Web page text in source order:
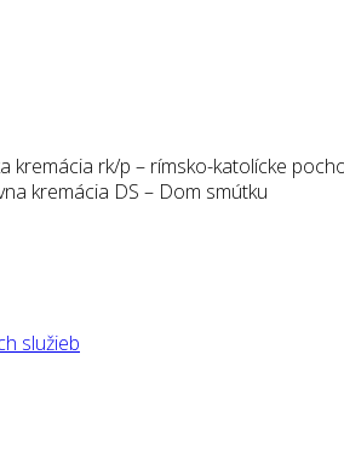
rk/p – rímsko-katolícke
kremácia DS – Dom smútku
služieb